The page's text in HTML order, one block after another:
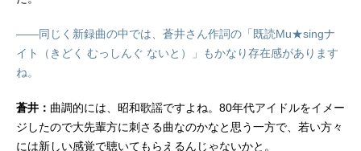
――同じく新録曲の中では、蒼井さん作詞の「既読Mu★singナ
イト（きどく むっしんぐ ないと）」もかなり存在感があります
ね。
蒼井： 曲調的には、昭和歌謡ですよね。80年代アイドルをイメー
ジしたので大先輩方に刺さる曲なのかなと思う一方で、若い方々
には新しい感覚で聴いてもらえるんじゃないかと。